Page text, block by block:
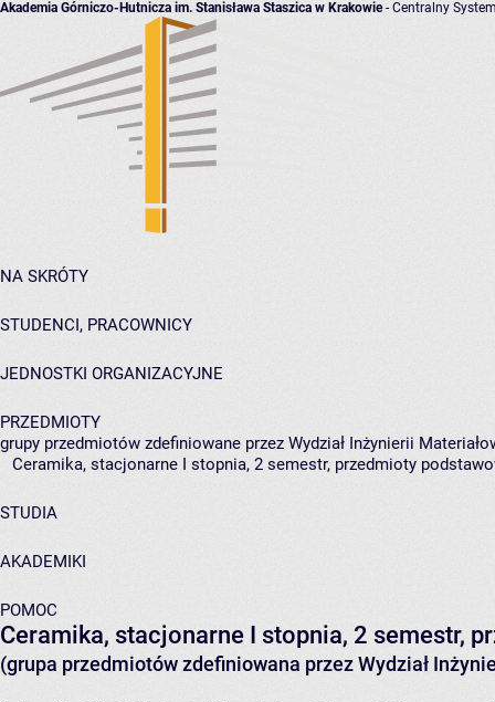
Akademia Górniczo-Hutnicza im. Stanisława Staszica w Krakowie- Centralny
NA SKRÓTY
STUDENCI, PRACOWNICY
JEDNOSTKI ORGANIZACYJNE
PRZEDMIOTY
grupy przedmiotów zdefiniowane przez Wydział Inżynierii
Ceramika, stacjonarne I stopnia, 2 semestr, przedmioty
STUDIA
AKADEMIKI
POMOC
Ceramika, stacjonarne I stopnia, 2 semestr,
(grupa przedmiotów zdefiniowana przez Wydział